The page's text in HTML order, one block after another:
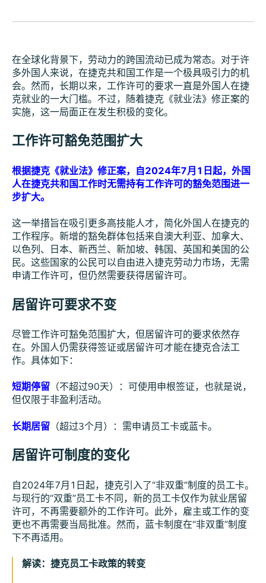
在全球化背景下，劳动力的跨国流动已成为常态。对于许
多外国人来说，在捷克共和国工作是一个极具吸引力的机
会。然而，长期以来，工作许可的要求一直是外国人在捷
克就业的一大门槛。不过，随着捷克《就业法》修正案的
实施，这一局面正在发生积极的变化。
工作许可豁免范围扩大
根据捷克《就业法》修正案，自2024年7月1日起，外国
人在捷克共和国工作时无需持有工作许可的豁免范围进一
步扩大。
这一举措旨在吸引更多高技能人才，简化外国人在捷克的
工作程序。新增的豁免群体包括来自澳大利亚、加拿大、
以色列、日本、新西兰、新加坡、韩国、英国和美国的公
民。这些国家的公民可以自由进入捷克劳动力市场，无需
申请工作许可，但仍然需要获得居留许可。
居留许可要求不变
尽管工作许可豁免范围扩大，但居留许可的要求依然存
在。外国人仍需获得签证或居留许可才能在捷克合法工
作。具体如下：
短期停留 （不超过90天）：可使用申根签证，也就是说，
但仅限于非盈利活动。
长期居留 （超过3个月）：需申请员工卡或蓝卡。
居留许可制度的变化
自2024年7月1日起，捷克引入了“非双重”制度的员工卡。
与现行的“双重”员工卡不同，新的员工卡仅作为就业居留
许可，不再需要额外的工作许可。此外，雇主或工作的变
更也不再需要当局批准。然而，蓝卡制度在“非双重”制度
下不再适用。
解读：捷克员工卡政策的转变